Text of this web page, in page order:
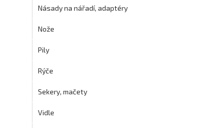
Násady na nářadí, adaptéry
Nože
Pily
Rýče
Sekery, mačety
Vidle